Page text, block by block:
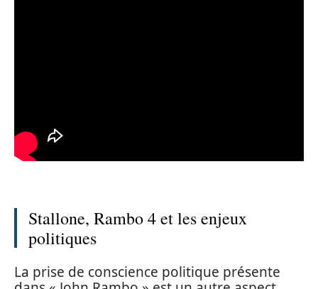
Stallone, Rambo 4 et les enjeux
politiques
La prise de conscience politique présente